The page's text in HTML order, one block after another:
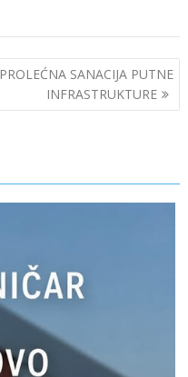
PROLEĆNA SANACIJA PUTNE
INFRASTRUKTURE